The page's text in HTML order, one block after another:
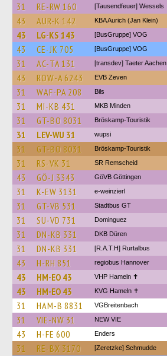
31 RE-RW 160 [Tausendfeuer] Wessels
43 AUR-K 142 KBA Aurich (Jan Klein)
43 LG-KS 143 [BusGruppe] VOG
43 CE-JK 705 [BusGruppe] VOG
31 AC-TA 131 [transdev] Taeter Aachen
43 ROW-A 6243 EVB Zeven
31 WAF-PA 208 Bils
31 MI-KB 431 MKB Minden
31 GT-BO 8031 Bröskamp-Touristik
31 LEV-WU 31 wupsi
31 GT-BO 8031 Bröskamp-Touristik
31 RS-VK 31 SR Remscheid
43 GÖ-J 3343 GöVB Göttingen
31 K-EW 3131 e-weinzierl
31 GT-VB 531 Stadtbus GT
31 SU-VD 731 Dominguez
31 DN-KB 331 DKB Düren
31 DN-KB 331 [R.A.T.H] Rurtalbus
43 H-RH 851 regiobus Hannover
43 HM-EO 43 VHP Hameln ✝
43 HM-EO 43 KVG Hameln ✝
31 HAM-B 8831 VGBreitenbach
31 VIE-NW 31 NEW VIE
43 H-FE 600 Enders
31 RE-BX 3170 [Zeretzke] Schmudde